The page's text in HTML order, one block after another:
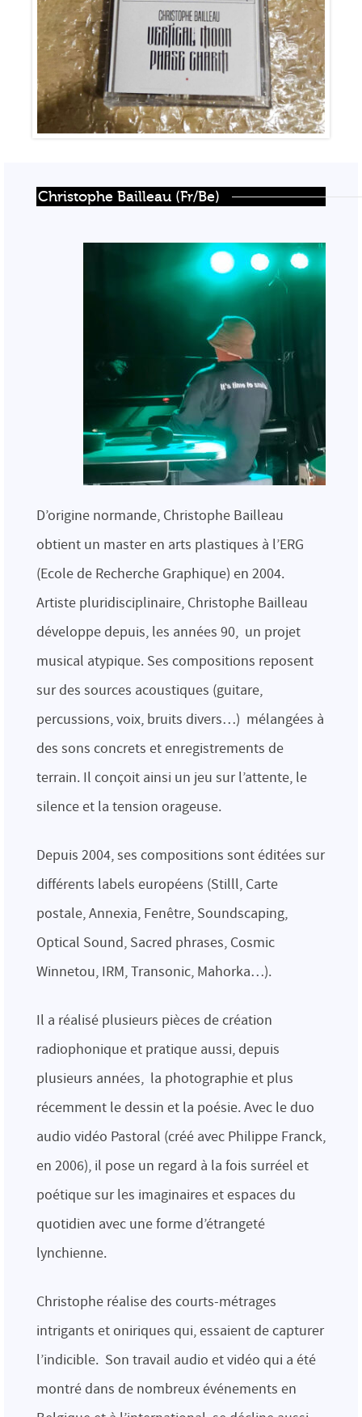
Christophe Bailleau (Fr/Be)
D’origine normande, Christophe Bailleau
obtient un master en arts plastiques à l’ERG
(Ecole de Recherche Graphique) en 2004.
Artiste pluridisciplinaire, Christophe Bailleau
développe depuis, les années 90, un projet
musical atypique. Ses compositions reposent
sur des sources acoustiques (guitare,
percussions, voix, bruits divers…) mélangées à
des sons concrets et enregistrements de
terrain. Il conçoit ainsi un jeu sur l’attente, le
silence et la tension orageuse.
Depuis 2004, ses compositions sont éditées sur
différents labels européens (Stilll, Carte
postale, Annexia, Fenêtre, Soundscaping,
Optical Sound, Sacred phrases, Cosmic
Winnetou, IRM, Transonic, Mahorka…).
Il a réalisé plusieurs pièces de création
radiophonique et pratique aussi, depuis
plusieurs années, la photographie et plus
récemment le dessin et la poésie. Avec le duo
audio vidéo Pastoral (créé avec Philippe Franck,
en 2006), il pose un regard à la fois surréel et
poétique sur les imaginaires et espaces du
quotidien avec une forme d’étrangeté
lynchienne.
Christophe réalise des courts-métrages
intrigants et oniriques qui, essaient de capturer
l’indicible. Son travail audio et vidéo qui a été
montré dans de nombreux événements en